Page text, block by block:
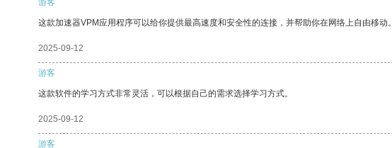
游客
这款加速器VPM应用程序可以给你提供最高速度和安全性的连接，并帮助你在网络上自由移动。
2025-09-12
游客
这款软件的学习方式非常灵活，可以根据自己的需求选择学习方式。
2025-09-12
游客